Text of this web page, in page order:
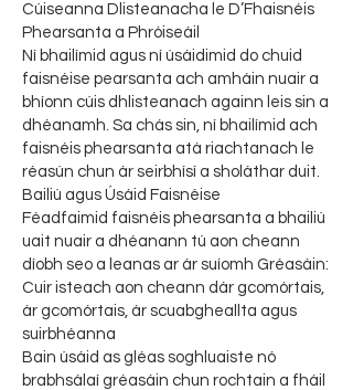
Cúiseanna Dlisteanacha le D’Fhaisnéis
Phearsanta a Phróiseáil
Ní bhailímid agus ní úsáidimid do chuid
faisnéise pearsanta ach amháin nuair a
bhíonn cúis dhlisteanach againn leis sin a
dhéanamh. Sa chás sin, ní bhailímid ach
faisnéis phearsanta atá riachtanach le
réasún chun ár seirbhísí a sholáthar duit.
Bailiú agus Úsáid Faisnéise
Féadfaimid faisnéis phearsanta a bhailiú
uait nuair a dhéanann tú aon cheann
díobh seo a leanas ar ár suíomh Gréasáin:
Cuir isteach aon cheann dár gcomórtais,
ár gcomórtais, ár scuabgheallta agus
suirbhéanna
Bain úsáid as gléas soghluaiste nó
brabhsálaí gréasáin chun rochtain a fháil